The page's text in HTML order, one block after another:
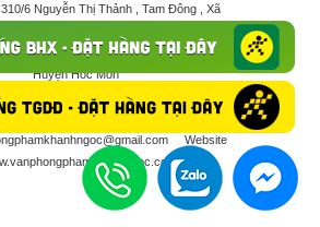
310/6 Nguyễn Thị Thảnh , Tam Đông , Xã
: 68/2X Ấp Đông 1 , Xã Thới Tam Thôn ,
Huyện Hóc Môn
625 66506 - 0909 682 189 - 082 7158
- 096 298 10 17 - 0961 208 617
Website